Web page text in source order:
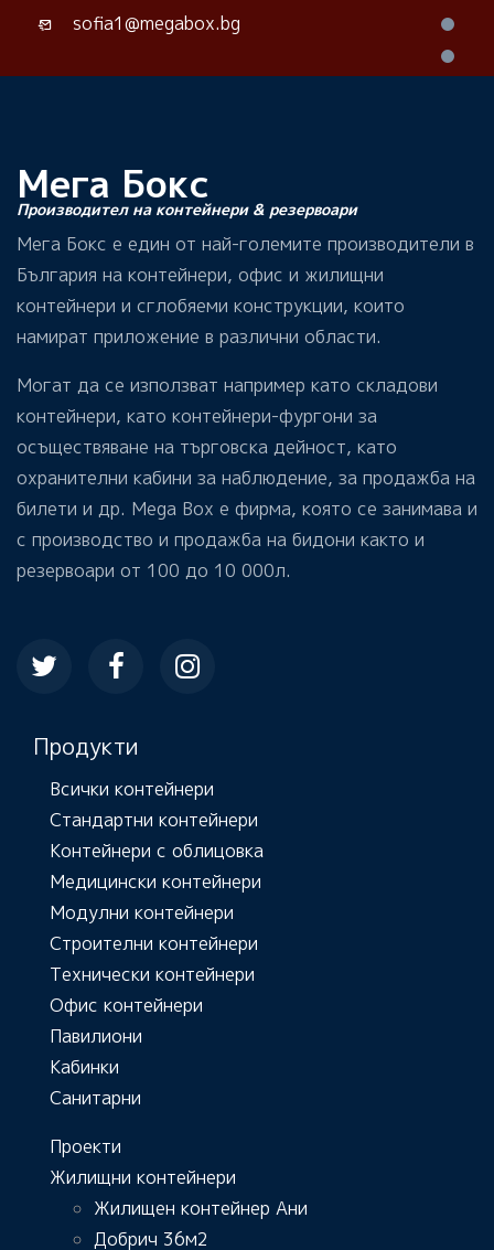
sofia1@megabox.bg
Мега Бокс
Производител на контейнери & резервоари
Мега Бокс е един от най-големите производители в
България на контейнери, офис и жилищни
контейнери и сглобяеми конструкции, които
намират приложение в различни области.
Могат да се използват например като складови
контейнери, като контейнери-фургони за
осъществяване на търговска дейност, като
охранителни кабини за наблюдение, за продажба на
билети и др. Mega Box е фирма, която се занимава и
с производство и продажба на бидони както и
резервоари от 100 до 10 000л.
Продукти
Всички контейнери
Стандартни контейнери
Контейнери с облицовка
Медицински контейнери
Модулни контейнери
Строителни контейнери
Технически контейнери
Офис контейнери
Павилиони
Кабинки
Санитарни
Проекти
Жилищни контейнери
Жилищен контейнер Ани
Добрич 36м2